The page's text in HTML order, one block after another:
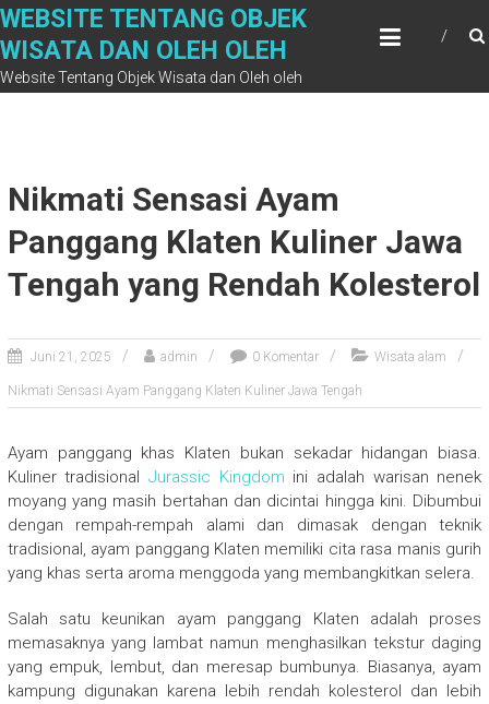
Skip
content
WEBSITE TENTANG OBJEK
WISATA DAN OLEH OLEH
Website Tentang Objek Wisata dan Oleh oleh
Nikmati Sensasi Ayam
Panggang Klaten Kuliner Jawa
Tengah yang Rendah Kolesterol
Juni 21, 2025 admin 0 Komentar Wisata alam
Nikmati Sensasi Ayam Panggang Klaten Kuliner Jawa Tengah
Ayam panggang khas Klaten bukan sekadar hidangan biasa.
Kuliner tradisionalJurassic Kingdom ini adalah warisan nenek
moyang yang masih bertahan dan dicintai hingga kini. Dibumbui
dengan rempah-rempah alami dan dimasak dengan teknik
tradisional, ayam panggang Klaten memiliki cita rasa manis gurih
yang khas serta aroma menggoda yang membangkitkan selera.
Salah satu keunikan ayam panggang Klaten adalah proses
memasaknya yang lambat namun menghasilkan tekstur daging
yang empuk, lembut, dan meresap bumbunya. Biasanya, ayam
kampung digunakan karena lebih rendah kolesterol dan lebih